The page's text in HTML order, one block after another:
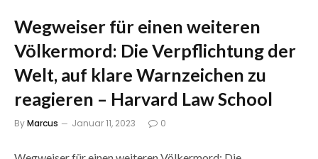
Wegweiser für einen weiteren
Völkermord: Die Verpflichtung der
Welt, auf klare Warnzeichen zu
reagieren – Harvard Law School
ByMarcus Januar 11, 2023 0